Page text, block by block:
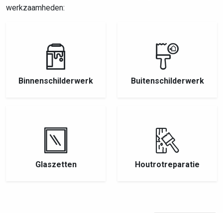
werkzaamheden:
Binnenschilderwerk Buitenschilderwerk
Glaszetten Houtrotreparatie